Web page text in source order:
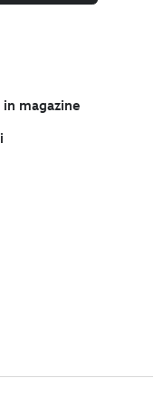
magazine